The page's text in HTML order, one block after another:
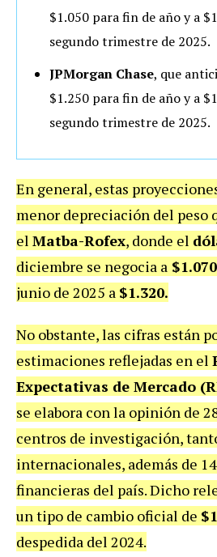
$1.050 para fin de año y a
segundo trimestre de 2025.
JPMorgan Chase, que
$1.250 para fin de año y a
segundo trimestre de 2025.
En general, estas
menor depreciación del peso
el Matba-Rofex, donde el
diciembre se negocia a $1.070
junio de 2025 a $1.320.
No obstante, las cifras están
estimaciones reflejadas en el
Expectativas de Mercado
se elabora con la opinión de
centros de investigación,
internacionales, además de
financieras del país. Dicho
un tipo de cambio oficial de
despedida del 2024.